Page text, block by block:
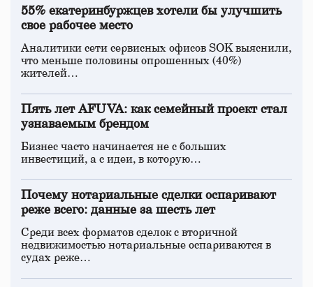
55% екатеринбуржцев хотели бы улучшить
свое рабочее место
Аналитики сети сервисных офисов SOK выяснили,
что меньше половины опрошенных (40%)
жителей…
Пять лет AFUVA: как семейный проект стал
узнаваемым брендом
Бизнес часто начинается не с больших
инвестиций, а с идеи, в которую…
Почему нотариальные сделки оспаривают
реже всего: данные за шесть лет
Среди всех форматов сделок с вторичной
недвижимостью нотариальные оспариваются в
судах реже…